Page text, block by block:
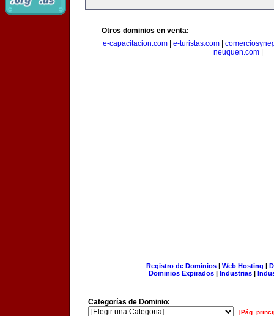
Otros dominios en venta:
e-capacitacion.com
e-turistas.com
neuquen.com|
Registro de Dominios| Web Hosting |
Dominios Expirados | Industrias |
Categorías de Dominio:
[Pág.